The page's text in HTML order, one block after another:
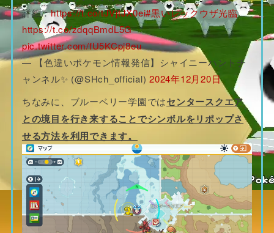
詳細：https://t.co/tJVjtJX0ei#黒いレックウザ光臨
https://t.co/zdqqBmdL5G
pic.twitter.com/fU5KCpj8eu
— 【色違いポケモン情報発信】シャイニーハントチ
ャンネル✨ (@SHch_official)2024年12月20日
ちなみに、ブルーベリー学園ではセンタースクエア
との境目を行き来することでシンボルをリポップさ
せる方法を利用できます。